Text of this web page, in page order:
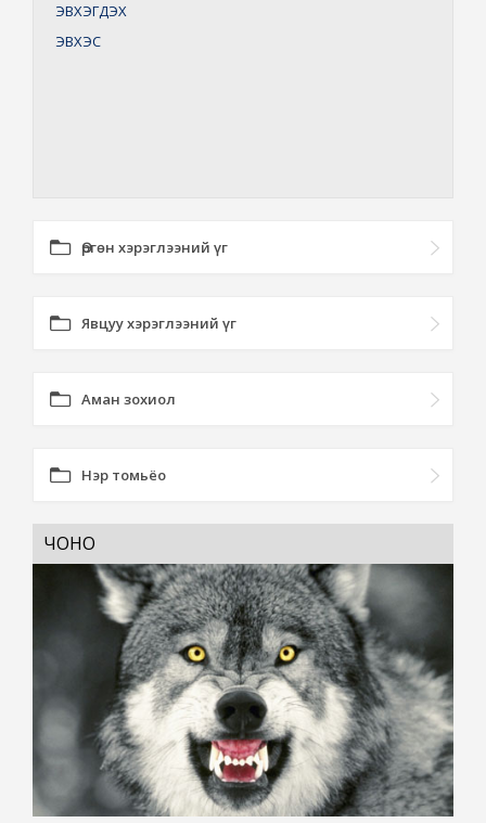
ЭВХЭГДЭХ
ЭВХЭС
Өргөн хэрэглээний үг
Явцуу хэрэглээний үг
Аман зохиол
Нэр томьёо
ЧОНО